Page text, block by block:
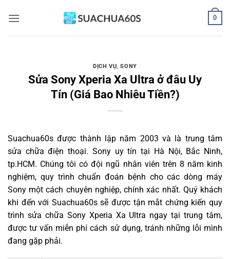
qua
0
DỊCH VỤ,SONY
Sửa Sony Xperia Xa Ultra ở đâu Uy
Tín (Giá Bao Nhiêu Tiền?)
Suachua60s được thành lập năm 2003 và là trung tâm
sửa chữa điện thoại. Sony uy tín tại Hà Nội, Bắc Ninh,
tp.HCM. Chúng tôi có đội ngũ nhân viên trên 8 năm kinh
nghiệm, quy trình chuẩn đoán bệnh cho các dòng máy
Sony một cách chuyên nghiệp, chính xác nhất. Quý khách
khi đến với Suachua60s sẽ được tận mắt chứng kiến quy
trình sửa chữa Sony Xperia Xa Ultra ngay tại trung tâm,
được tư vấn miễn phí cách sử dụng, tránh những lỗi mình
đang gặp phải.